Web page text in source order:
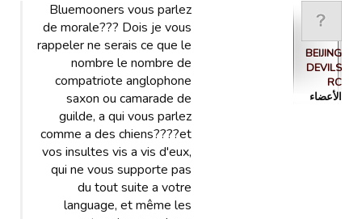
BEIJING
DEVILS
RC
الأعضاء
Bluemooners vous parlez
de morale??? Dois je vous
rappeler ne serais ce que le
nombre le nombre de
compatriote anglophone
saxon ou camarade de
guilde, a qui vous parlez
comme a des chiens????et
vos insultes vis a vis d'eux,
qui ne vous supporte pas
du tout suite a votre
language, et même les